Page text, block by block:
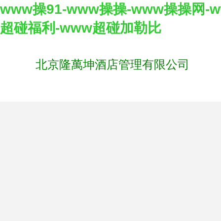
www操91-www操操-www操操网-
超碰福利-www超碰加勒比
北京隆萬坤酒店管理有限公司